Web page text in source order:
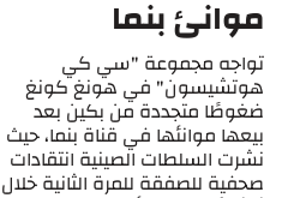
موانئ بنما
تواجه مجموعة "سي كي
هوتشيسون" في هونغ كونغ
ضغوطًا متجددة من بكين بعد
بيعها موانئها في قناة بنما، حيث
نشرت السلطات الصينية انتقادات
صحفية للصفقة للمرة الثانية خلال